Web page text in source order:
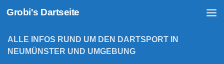
Zum Inhalt springen
Grobi's Dartseite
ALLE INFOS RUND UM DEN DARTSPORT IN
NEUMÜNSTER UND UMGEBUNG